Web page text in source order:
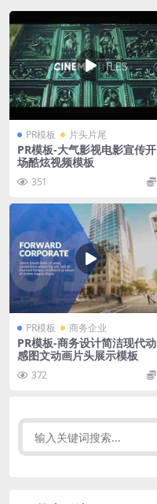
PR模板 片头片尾
PR模板-大气影视电影宣传开
场酷炫视频模板
351
PR模板 商务企业
PR模板-商务设计简洁现代动
感图文动画片头展示模板
372